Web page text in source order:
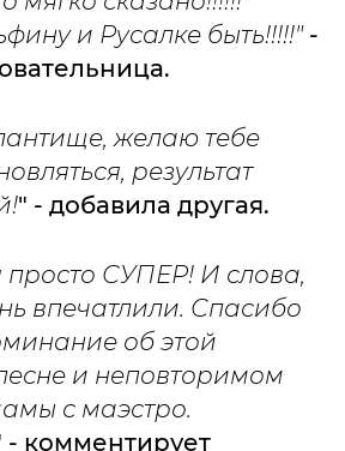
и Русалке быть!!!!!" -
желаю тебе
результат
" - добавила другая.
просто СУПЕР! И слова,
впечатлили. Спасибо
об этой
и неповторимом
с маэстро.
- комментирует